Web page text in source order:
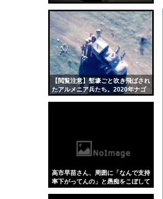
【閲覧注意】塹壕ごと吹き飛ばされ
たアルメニア兵たち。2020年ナゴ
高市早苗さん、周囲に「なんで支持
率下がってんの」と愚痴をこぼして